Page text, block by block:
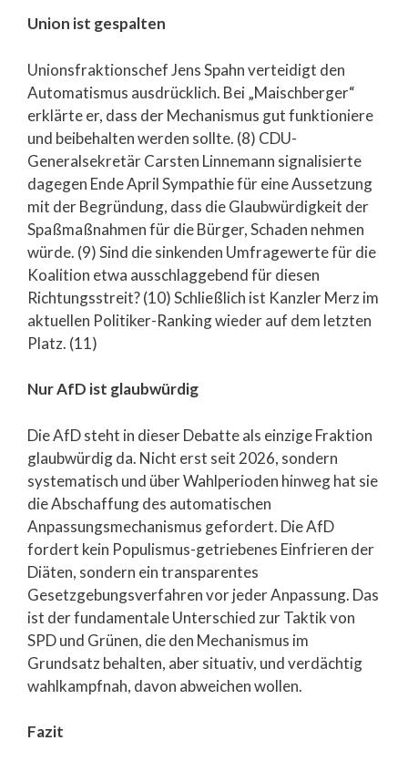
Union ist gespalten
Unionsfraktionschef Jens Spahn verteidigt den
Automatismus ausdrücklich. Bei „Maischberger“
erklärte er, dass der Mechanismus gut funktioniere
und beibehalten werden sollte. (8) CDU-
Generalsekretär Carsten Linnemann signalisierte
dagegen Ende April Sympathie für eine Aussetzung
mit der Begründung, dass die Glaubwürdigkeit der
Spaßmaßnahmen für die Bürger, Schaden nehmen
würde. (9) Sind die sinkenden Umfragewerte für die
Koalition etwa ausschlaggebend für diesen
Richtungsstreit? (10) Schließlich ist Kanzler Merz im
aktuellen Politiker-Ranking wieder auf dem letzten
Platz. (11)
Nur AfD ist glaubwürdig
Die AfD steht in dieser Debatte als einzige Fraktion
glaubwürdig da. Nicht erst seit 2026, sondern
systematisch und über Wahlperioden hinweg hat sie
die Abschaffung des automatischen
Anpassungsmechanismus gefordert. Die AfD
fordert kein Populismus-getriebenes Einfrieren der
Diäten, sondern ein transparentes
Gesetzgebungsverfahren vor jeder Anpassung. Das
ist der fundamentale Unterschied zur Taktik von
SPD und Grünen, die den Mechanismus im
Grundsatz behalten, aber situativ, und verdächtig
wahlkampfnah, davon abweichen wollen.
Fazit